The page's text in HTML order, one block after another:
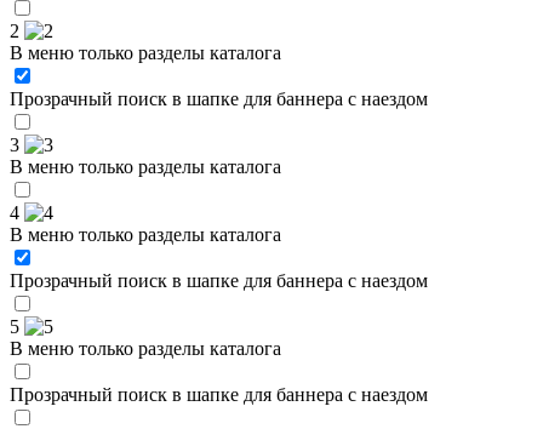
2
В меню только разделы каталога
Прозрачный поиск в шапке для баннера с наездом
3
В меню только разделы каталога
4
В меню только разделы каталога
Прозрачный поиск в шапке для баннера с наездом
5
В меню только разделы каталога
Прозрачный поиск в шапке для баннера с наездом